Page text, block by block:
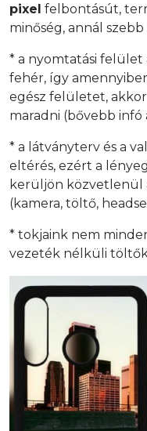
pixel felbontásút,
minőség, annál
* a nyomtatási
fehér, így
egész felületet,
maradni (bővebb infó
* a látványterv és a
eltérés, ezért a
kerüljön közvetlenül
(kamera, töltő,
* tokjaink nem
vezeték nélküli